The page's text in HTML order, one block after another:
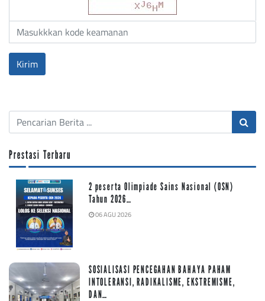
Prestasi Terbaru
2 peserta Olimpiade Sains Nasional (OSN)
Tahun 2026…
06 AGU 2026
SOSIALISASI PENCEGAHAN BAHAYA PAHAM
INTOLERANSI, RADIKALISME, EKSTREMISME,
DAN…